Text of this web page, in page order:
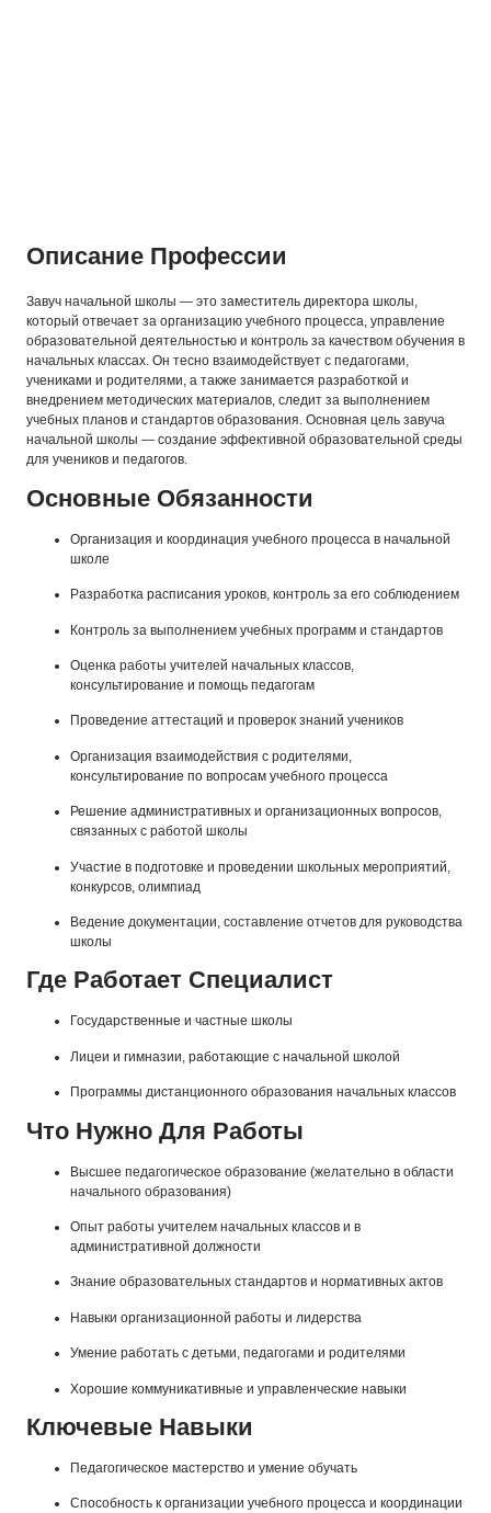
Описание Профессии
Завуч начальной школы — это заместитель директора школы,
который отвечает за организацию учебного процесса, управление
образовательной деятельностью и контроль за качеством обучения в
начальных классах. Он тесно взаимодействует с педагогами,
учениками и родителями, а также занимается разработкой и
внедрением методических материалов, следит за выполнением
учебных планов и стандартов образования. Основная цель завуча
начальной школы — создание эффективной образовательной среды
для учеников и педагогов.
Основные Обязанности
Организация и координация учебного процесса в начальной
школе
Разработка расписания уроков, контроль за его соблюдением
Контроль за выполнением учебных программ и стандартов
Оценка работы учителей начальных классов,
консультирование и помощь педагогам
Проведение аттестаций и проверок знаний учеников
Организация взаимодействия с родителями,
консультирование по вопросам учебного процесса
Решение административных и организационных вопросов,
связанных с работой школы
Участие в подготовке и проведении школьных мероприятий,
конкурсов, олимпиад
Ведение документации, составление отчетов для руководства
школы
Где Работает Специалист
Государственные и частные школы
Лицеи и гимназии, работающие с начальной школой
Программы дистанционного образования начальных классов
Что Нужно Для Работы
Высшее педагогическое образование (желательно в области
начального образования)
Опыт работы учителем начальных классов и в
административной должности
Знание образовательных стандартов и нормативных актов
Навыки организационной работы и лидерства
Умение работать с детьми, педагогами и родителями
Хорошие коммуникативные и управленческие навыки
Ключевые Навыки
Педагогическое мастерство и умение обучать
Способность к организации учебного процесса и координации